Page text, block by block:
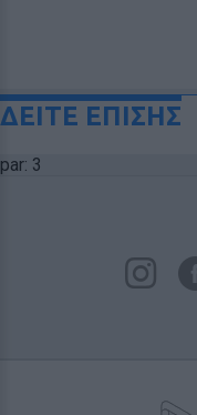
ΔΕΙΤΕ ΕΠΙΣΗΣ
par: 3